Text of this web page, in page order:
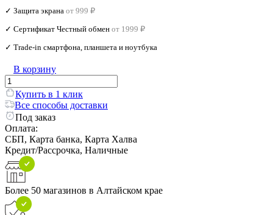
✓ Защита экрана от 999 ₽
✓ Сертификат Честный обмен от 1999 ₽
✓ Trade‑in смартфона, планшета и ноутбука
В корзину
Купить в 1 клик
Все способы доставки
Под заказ
Оплата:
СБП, Карта банка, Карта Халва
Кредит/Рассрочка, Наличные
Более 50 магазинов в Алтайском крае